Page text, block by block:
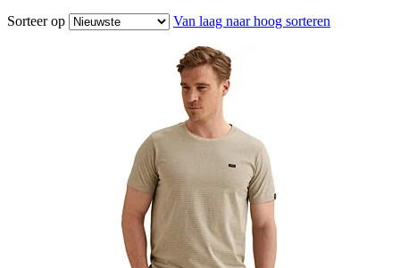
Sorteer op Van laag naar hoog sorteren